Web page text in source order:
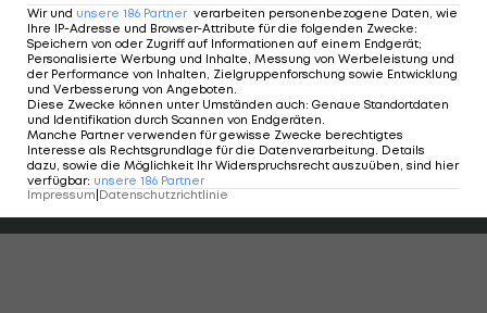
Tabelle >>>
Alle Videos zur 2. Liga >>>
Highlights: Nach frühem Rückstand:
Austria Salzburg schießt die Vienna ab
Fußball - ADMIRAL 2. Liga
Highlights:
den FAC
Fußball -
Wir und unsere 186 Partner verarbeiten personenbezogene Daten, wie
Ihre IP-Adresse und Browser-Attribute für die folgenden Zwecke:
Speichern von oder Zugriff auf Informationen auf einem Endgerät;
Personalisierte Werbung und Inhalte, Messung von Werbeleistung und
der Performance von Inhalten, Zielgruppenforschung sowie Entwicklung
und Verbesserung von Angeboten
Diese Zwecke können unter Umständen auch: Genaue Standortdaten
und Identifikation durch Scannen von Endgeräten
Manche Partner verwenden für gewisse Zwecke berechtigtes
Interesse als Rechtsgrundlage für die Datenverarbeitung. Details
dazu, sowie die Möglichkeit Ihr Widerspruchsrecht auszuüben, sind hier
verfügbar: unsere 186 Partner
Impressum|Datenschutzrichtlinie